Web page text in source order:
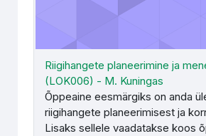
Riigihangete planeerimine ja
(LOK006) - M. Kuningas
Õppeaine eesmärgiks on anda
riigihangete planeerimisest ja
Lisaks sellele vaadatakse koos